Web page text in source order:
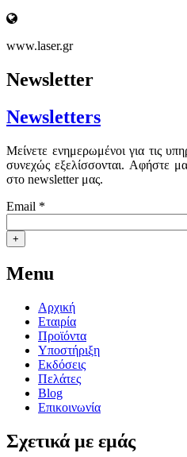
www.laser.gr
Newsletter
Newsletters
Μείνετε ενημερωμένοι για τις
συνεχώς εξελίσσονται. Αφήστε
στο newsletter μας.
Email *
Menu
Αρχική
Εταιρία
Προϊόντα
Υποστήριξη
Εκδόσεις
Πελάτες
Blog
Επικοινωνία
Σχετικά με εμάς